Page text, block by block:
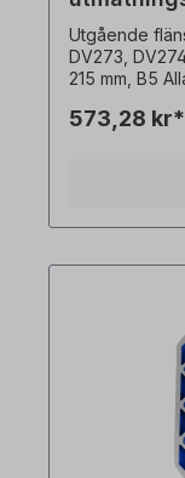
Utgående
DV273,
215 mm, B5
573,28 kr*